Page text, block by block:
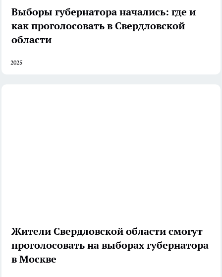
Выборы губернатора начались: где и
как проголосовать в Свердловской
области
2025
Жители Свердловской области смогут
проголосовать на выборах губернатора
в Москве